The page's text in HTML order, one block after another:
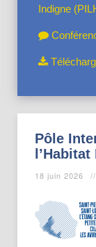
Indigne
Pôle
18 juin 2026